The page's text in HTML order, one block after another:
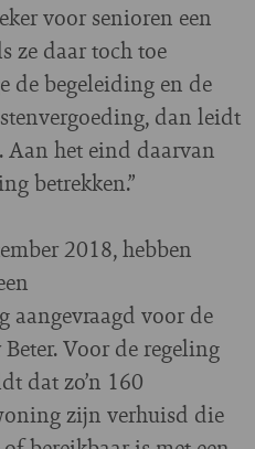
voor senioren een
ze daar toch toe
de begeleiding en de
dan leidt
Aan het eind daarvan
betrekken.”
2018, hebben
aangevraagd voor de
Voor de regeling
dat zo’n 160
zijn verhuisd die